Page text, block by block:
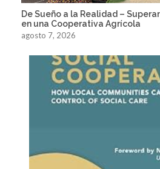
De Sueño a la Realidad –
en una Cooperativa Agrícola
agosto 7, 2026